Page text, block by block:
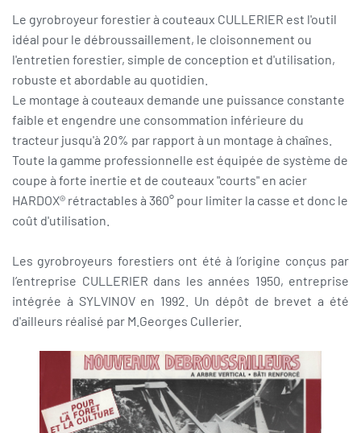
Le gyrobroyeur forestier à couteaux CULLERIER est l'outil
idéal pour le débroussaillement, le cloisonnement ou
l'entretien forestier, simple de conception et d'utilisation,
robuste et abordable au quotidien.
Le montage à couteaux demande une puissance constante
faible et engendre une consommation inférieure du
tracteur jusqu'à 20% par rapport à un montage à chaînes.
Toute la gamme professionnelle est équipée de système de
coupe à forte inertie et de couteaux "courts" en acier
HARDOX® rétractables à 360° pour limiter la casse et donc le
coût d'utilisation.
Les gyrobroyeurs forestiers ont été à l’origine conçus par
l’entreprise CULLERIER dans les années 1950, entreprise
intégrée à SYLVINOV en 1992. Un dépôt de brevet a été
d'ailleurs réalisé par M.Georges Cullerier.